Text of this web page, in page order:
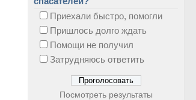
Приехали быстро, помогли
Пришлось долго ждать
Помощи не получил
Затрудняюсь ответить
Посмотреть результаты